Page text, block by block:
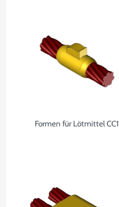
Formen für Lötmittel CC1